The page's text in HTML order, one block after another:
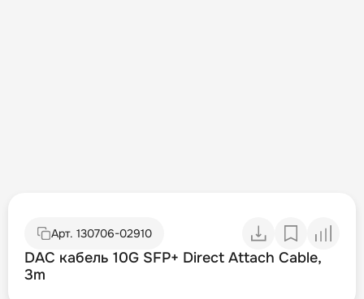
Арт. 130706-02910
DAC кабель 10G SFP+ Direct Attach Cable,
3m